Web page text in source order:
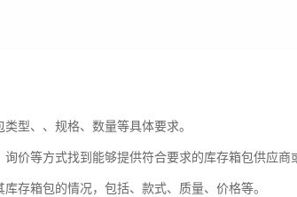
型、、规格、数量等具体要求。
价等方式找到能够提供符合要求的库存箱包供应商
存箱包的情况，包括、款式、质量、价格等。